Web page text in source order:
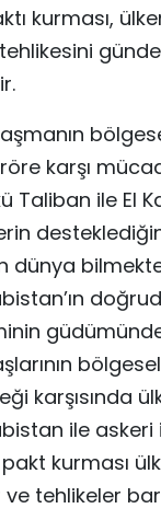
kurması,
karşı
Taliban ile El
karşısında
ile askeri
kurması
tehlikeler